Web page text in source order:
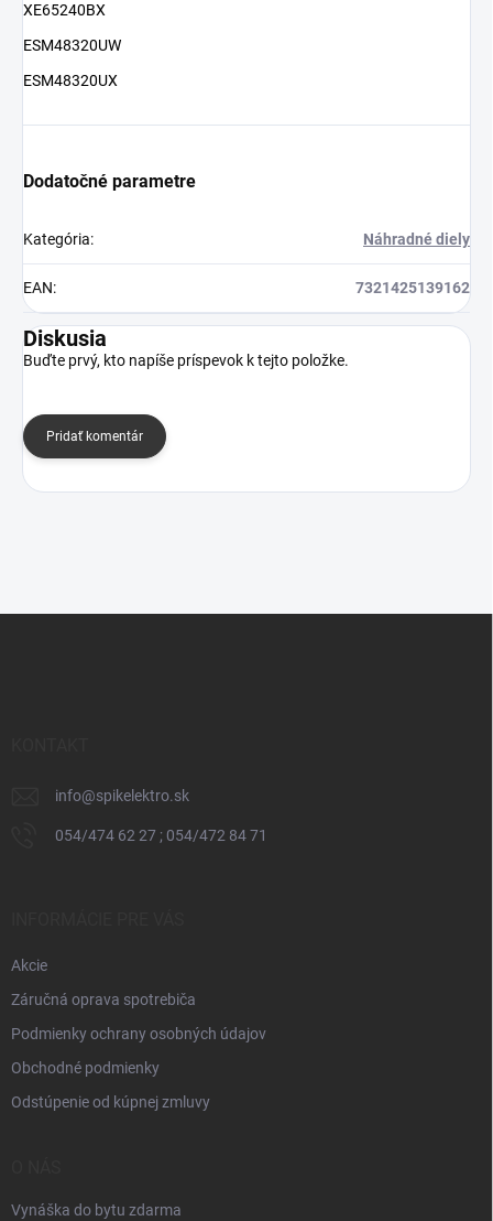
XE65240BX
ESM48320UW
ESM48320UX
Dodatočné parametre
Kategória: Náhradné diely
EAN: 7321425139162
Diskusia
Buďte prvý, kto napíše príspevok k tejto položke.
Pridať komentár
info@spikelektro.sk
054/474 62 27 ; 054/472 84 71
Akcie
Záručná oprava spotrebiča
Podmienky ochrany osobných údajov
Obchodné podmienky
Odstúpenie od kúpnej zmluvy
Vynáška do bytu zdarma